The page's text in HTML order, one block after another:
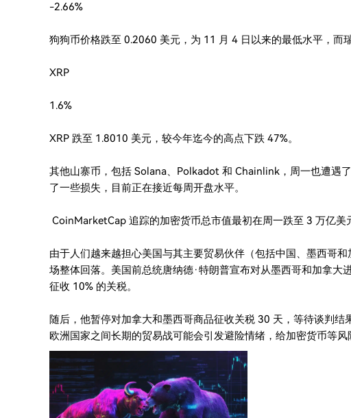
-2.66%
狗狗币价格跌至 0.2060 美元，为 11 月 4 日以来的最低水平，而
XRP
1.6%
XRP 跌至 1.8010 美元，较今年迄今的高点下跌 47%。
其他山寨币，包括 Solana、Polkadot 和 Chainlink，周一也遭遇
了一些损失，目前正在接近每周开盘水平。
CoinMarketCap 追踪的加密货币总市值最初在周一跌至 3 万亿美
由于人们越来越担心美国与其主要贸易伙伴（包括中国、墨西哥
场整体回落。美国前总统唐纳德·特朗普宣布对从墨西哥和加拿大
征收 10% 的关税。
随后，他暂停对加拿大和墨西哥商品征收关税 30 天，等待谈判
欧洲国家之间长期的贸易战可能会引发避险情绪，给加密货币等风